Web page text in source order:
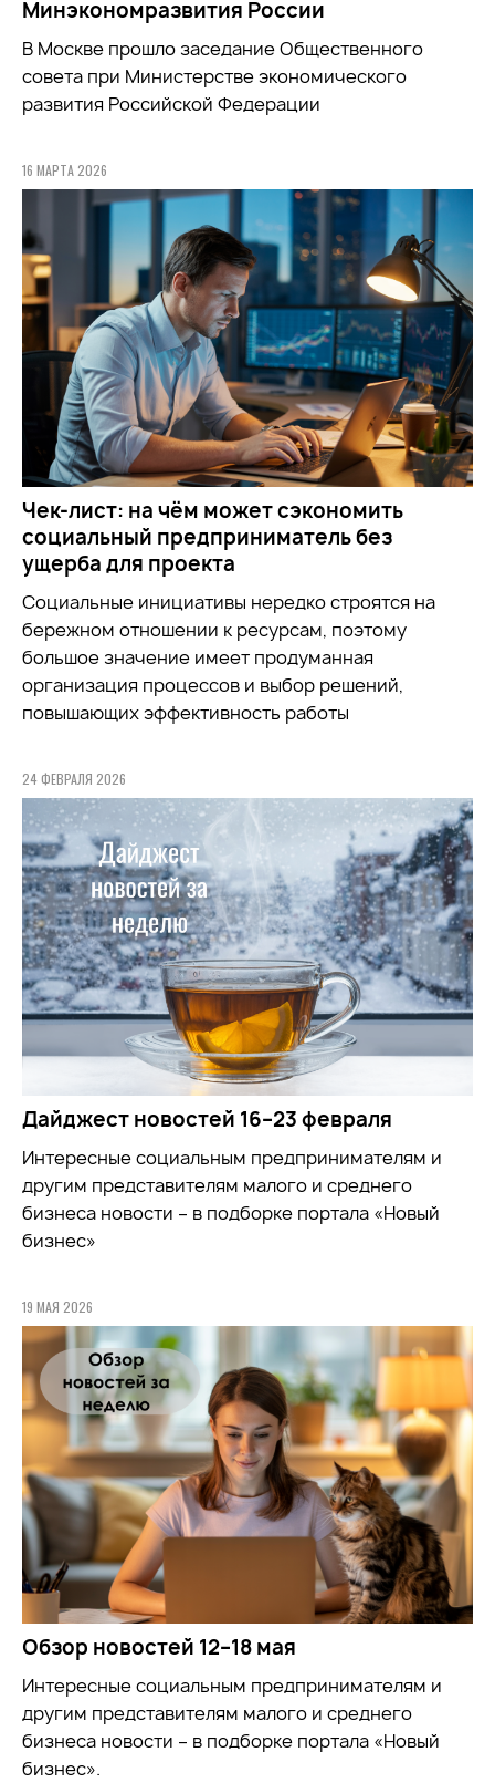
Минэкономразвития России
В Москве прошло заседание Общественного
совета при Министерстве экономического
развития Российской Федерации
16 МАРТА 2026
Чек-лист: на чём может сэкономить
социальный предприниматель без
ущерба для проекта
Социальные инициативы нередко строятся на
бережном отношении к ресурсам, поэтому
большое значение имеет продуманная
организация процессов и выбор решений,
повышающих эффективность работы
24 ФЕВРАЛЯ 2026
Дайджест новостей 16–23 февраля
Интересные социальным предпринимателям и
другим представителям малого и среднего
бизнеса новости – в подборке портала «Новый
бизнес»
19 МАЯ 2026
Обзор новостей 12–18 мая
Интересные социальным предпринимателям и
другим представителям малого и среднего
бизнеса новости – в подборке портала «Новый
бизнес».